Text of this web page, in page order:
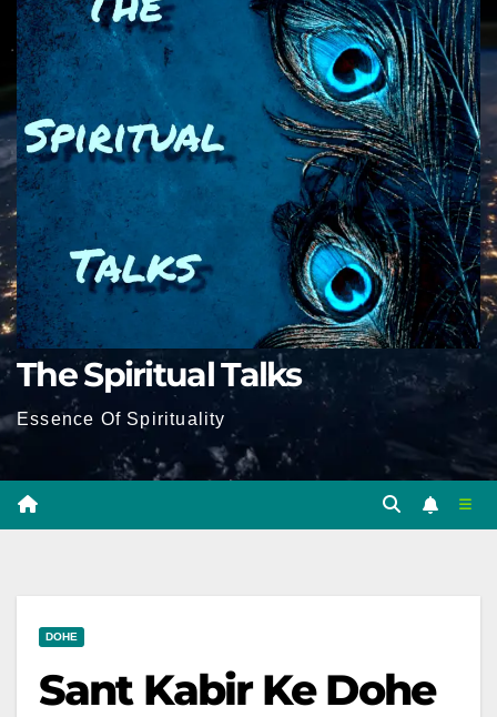
The Spiritual Talks
Essence Of Spirituality
DOHE
Sant Kabir Ke Dohe